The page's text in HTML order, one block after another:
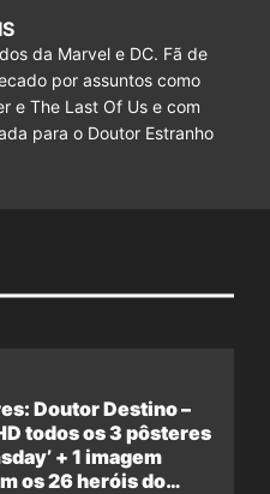
da Marvel e DC. Fã de
por assuntos como
e The Last Of Us e com
para o Doutor Estranho
Doutor Destino –
todos os 3 pôsteres
+ 1 imagem
os 26 heróis do